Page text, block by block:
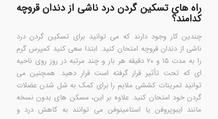
راه های تسکین گردن درد ناشی از دندان قروچه
کدامند؟
چندین کار وجود دارند که می توانید برای تسکین گردن درد
ناشی از دندان قروچه امتحان کنید. ابتدا سعی کنید کمپرس گرم
را به مدت ۱۵ و ۲۰ دقیقه هر بار و چند مرتبه در روز روی ناحیه
ای که تحت تأثیر قرار گرفته است قرار دهید. همچنین می
توانید تمرینات کششی ملایم را برای کمک به شل شدن عضلات
گردن خود امتحان کنید. علاوه بر این، مسکن های بدون نسخه
مانند ایبوپروفن یا استامینوفن می توانند به کاهش درد و